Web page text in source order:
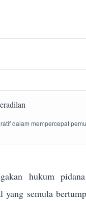
dalam mempercepat
hukum
yang semula